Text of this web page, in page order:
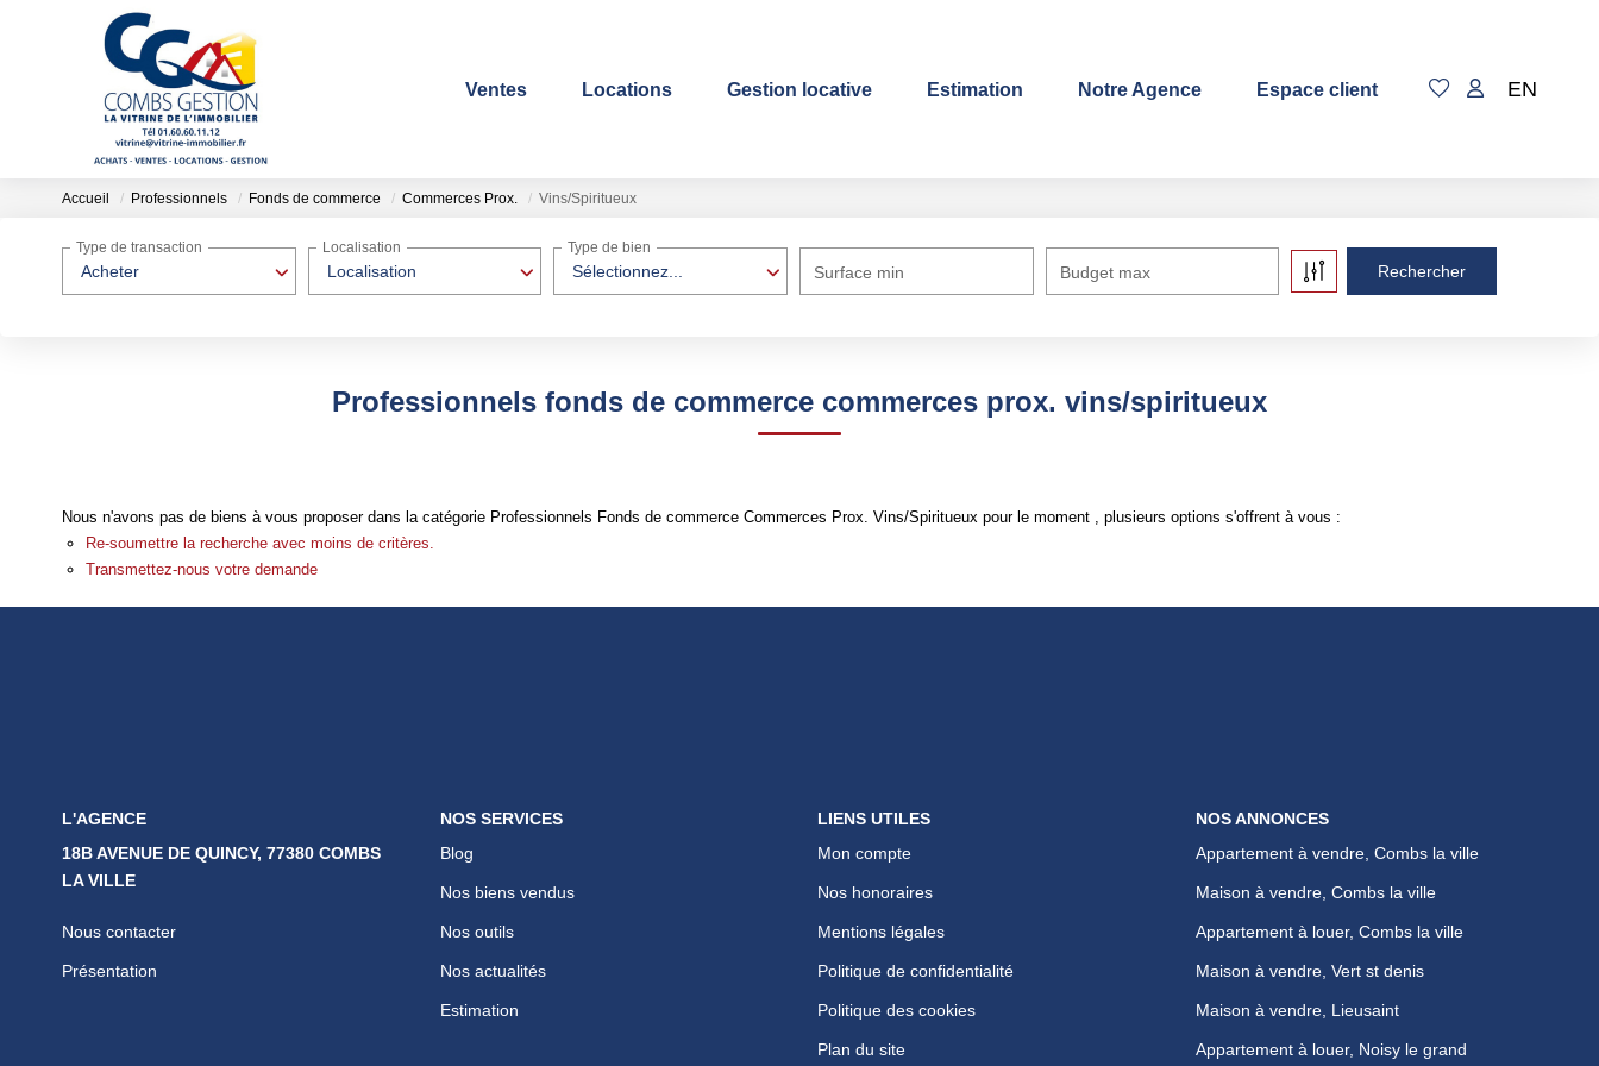
Ventes Locations Gestion locative Estimation Notre Agence Espace client EN
Accueil Professionnels Fonds de commerce Commerces Prox. Vins/Spiritueux
Acheter
Type de transaction
Localisation
Localisation
Sélectionnez...
Type de bien
Surface min Budget max
Professionnels fonds de commerce commerces prox. vins/spiritueux
Nous n'avons pas de biens à vous proposer dans la catégorie Professionnels Fonds de commerce Commerces Prox. Vins/Spiritueux pour le moment , plusieurs options s'offrent à vous :
Re-soumettre la recherche avec moins de critères.
Transmettez-nous votre demande
L'AGENCE
18B AVENUE DE QUINCY, 77380 COMBS
LA VILLE
Nous contacter
Présentation
NOS SERVICES
Blog
Nos biens vendus
Nos outils
Nos actualités
Estimation
LIENS UTILES
Mon compte
Nos honoraires
Mentions légales
Politique de confidentialité
Politique des cookies
Plan du site
NOS ANNONCES
Appartement à vendre, Combs la ville
Maison à vendre, Combs la ville
Appartement à louer, Combs la ville
Maison à vendre, Vert st denis
Maison à vendre, Lieusaint
Appartement à louer, Noisy le grand